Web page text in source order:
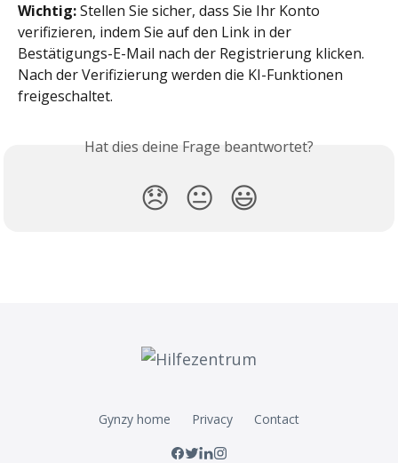
Wichtig: Stellen Sie sicher, dass Sie Ihr Konto
verifizieren, indem Sie auf den Link in der
Bestätigungs-E-Mail nach der Registrierung klicken.
Nach der Verifizierung werden die KI-Funktionen
freigeschaltet.
Hat dies deine Frage beantwortet?
😞 😐 😃
Gynzy home Privacy Contact